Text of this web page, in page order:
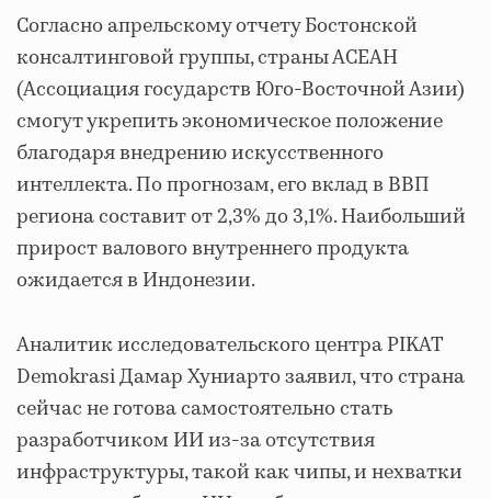
Согласно апрельскому отчету Бостонской
консалтинговой группы, страны АСЕАН
(Ассоциация государств Юго-Восточной Азии)
смогут укрепить экономическое положение
благодаря внедрению искусственного
интеллекта. По прогнозам, его вклад в ВВП
региона составит от 2,3% до 3,1%. Наибольший
прирост валового внутреннего продукта
ожидается в Индонезии.
Аналитик исследовательского центра PIKAT
Demokrasi Дамар Хуниарто заявил, что страна
сейчас не готова самостоятельно стать
разработчиком ИИ из-за отсутствия
инфраструктуры, такой как чипы, и нехватки